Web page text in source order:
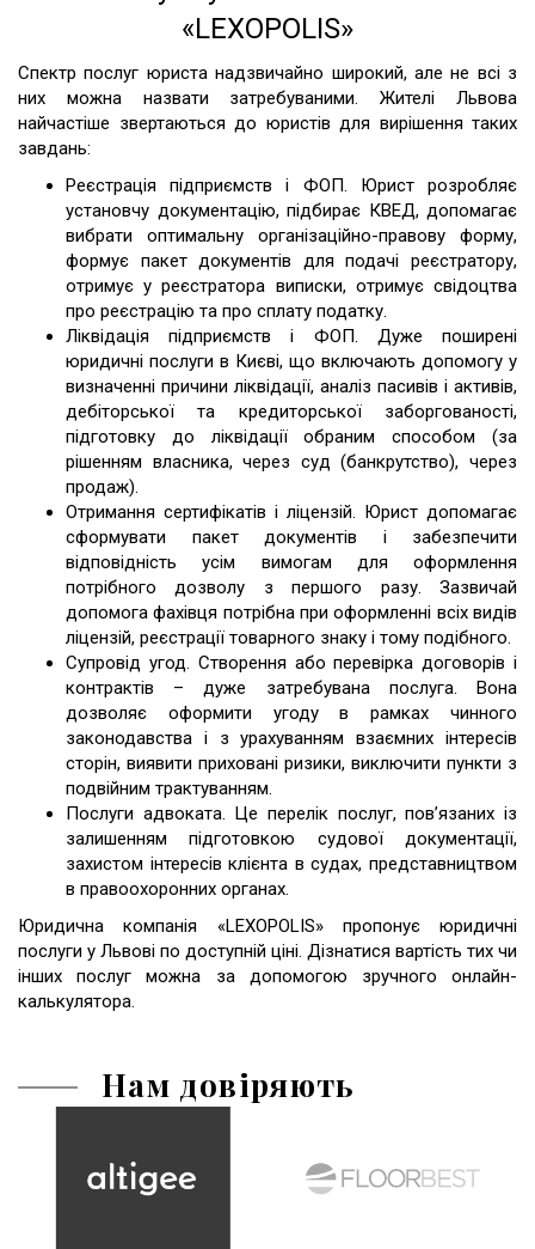
«LEXOPOLIS»
Спектр послуг юриста надзвичайно широкий, але не всі з
них можна назвати затребуваними. Жителі Львова
найчастіше звертаються до юристів для вирішення таких
завдань:
Реєстрація підприємств і ФОП. Юрист розробляє
установчу документацію, підбирає КВЕД, допомагає
вибрати оптимальну організаційно-правову форму,
формує пакет документів для подачі реєстратору,
отримує у реєстратора виписки, отримує свідоцтва
про реєстрацію та про сплату податку.
Ліквідація підприємств і ФОП. Дуже поширені
юридичні послуги в Києві, що включають допомогу у
визначенні причини ліквідації, аналіз пасивів і активів,
дебіторської та кредиторської заборгованості,
підготовку до ліквідації обраним способом (за
рішенням власника, через суд (банкрутство), через
продаж).
Отримання сертифікатів і ліцензій. Юрист допомагає
сформувати пакет документів і забезпечити
відповідність усім вимогам для оформлення
потрібного дозволу з першого разу. Зазвичай
допомога фахівця потрібна при оформленні всіх видів
ліцензій, реєстрації товарного знаку і тому подібного.
Супровід угод. Створення або перевірка договорів і
контрактів – дуже затребувана послуга. Вона
дозволяє оформити угоду в рамках чинного
законодавства і з урахуванням взаємних інтересів
сторін, виявити приховані ризики, виключити пункти з
подвійним трактуванням.
Послуги адвоката. Це перелік послуг, пов’язаних із
залишенням підготовкою судової документації,
захистом інтересів клієнта в судах, представництвом
в правоохоронних органах.
Юридична компанія «LEXOPOLIS» пропонує юридичні
послуги у Львові по доступній ціні. Дізнатися вартість тих чи
інших послуг можна за допомогою зручного онлайн-
калькулятора.
Нам довіряють